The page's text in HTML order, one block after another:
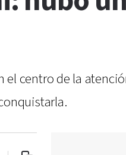
el centro de la